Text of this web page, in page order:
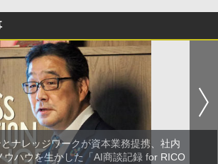
ナレッジワークが資本業務提携、社内
ウハウを生かした「AI商談記録 for RICO